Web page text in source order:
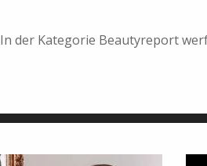
In der Kategorie Beautyreport